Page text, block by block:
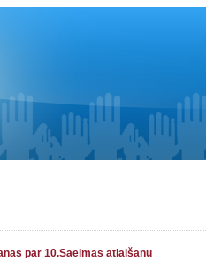
par 10.Saeimas atlaišanu